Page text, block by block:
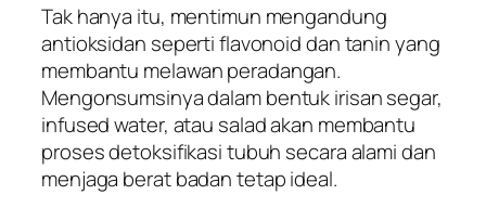
Tak hanya itu, mentimun mengandung
antioksidan seperti flavonoid dan tanin yang
membantu melawan peradangan.
Mengonsumsinya dalam bentuk irisan segar,
infused water, atau salad akan membantu
proses detoksifikasi tubuh secara alami dan
menjaga berat badan tetap ideal.